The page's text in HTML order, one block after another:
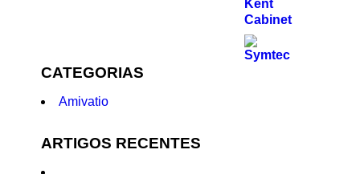
CATEGORIAS
Amivatio
ARTIGOS RECENTES